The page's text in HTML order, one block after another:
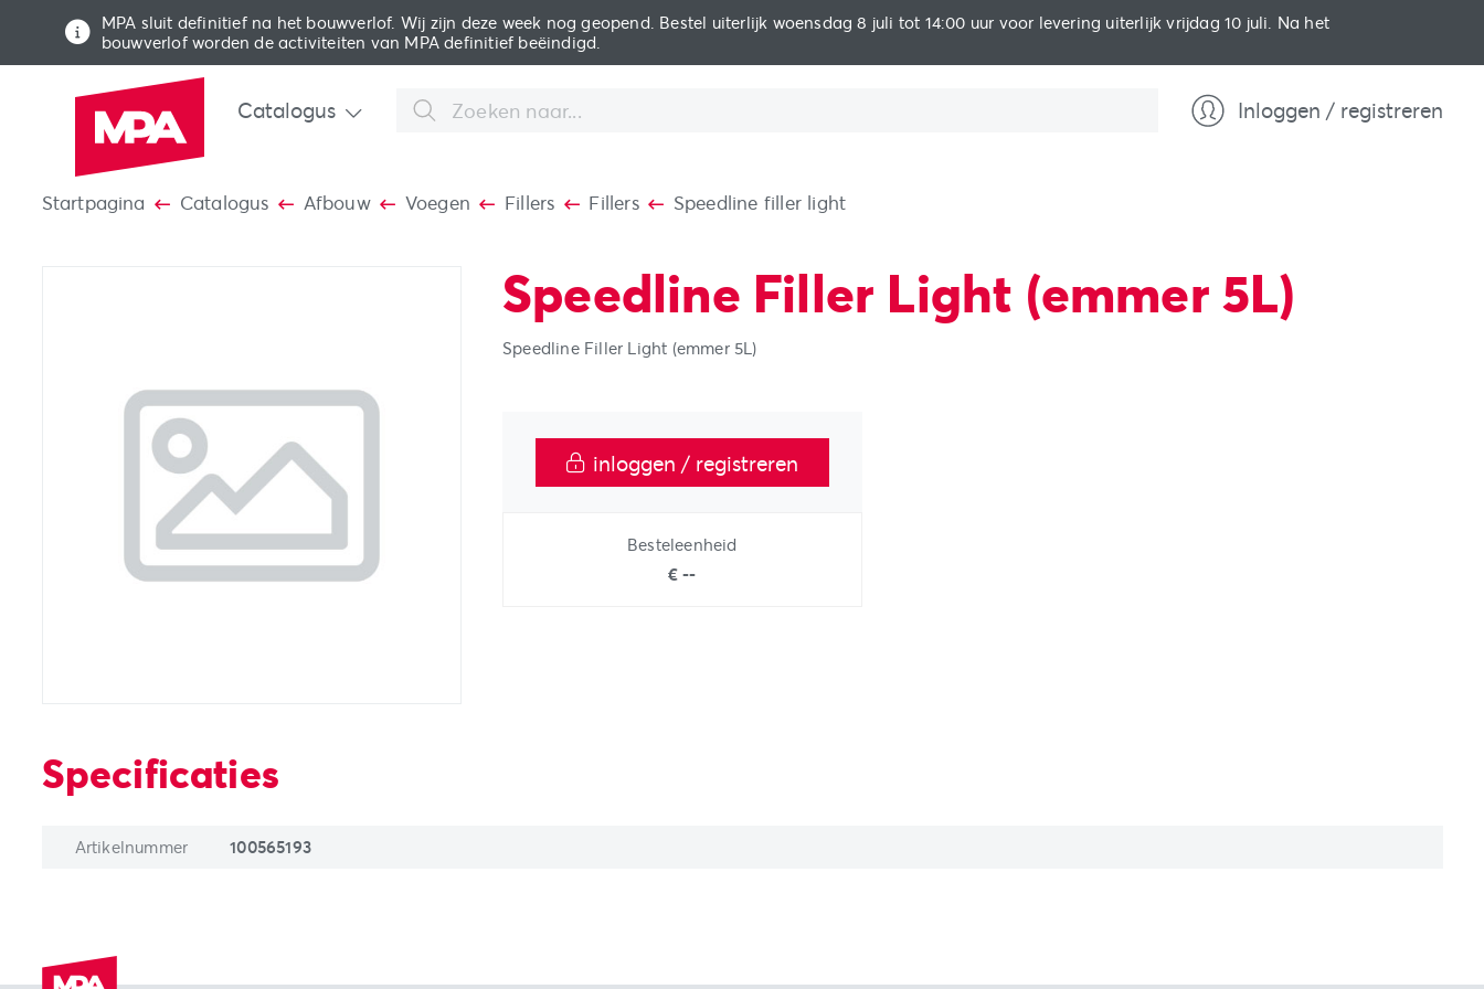
MPA sluit definitief na het bouwverlof. Wij zijn deze week nog geopend. Bestel uiterlijk woensdag 8 juli tot 14:00 uur voor levering uiterlijk vrijdag 10 juli. Na het
bouwverlof worden de activiteiten van MPA definitief beëindigd.
Catalogus Inloggen / registreren
Startpagina Catalogus Afbouw Voegen Fillers Fillers Speedline filler light
Speedline Filler Light (emmer 5L)
Speedline Filler Light (emmer 5L)
inloggen / registreren
Besteleenheid
€ --
Specificaties
Artikelnummer 100565193